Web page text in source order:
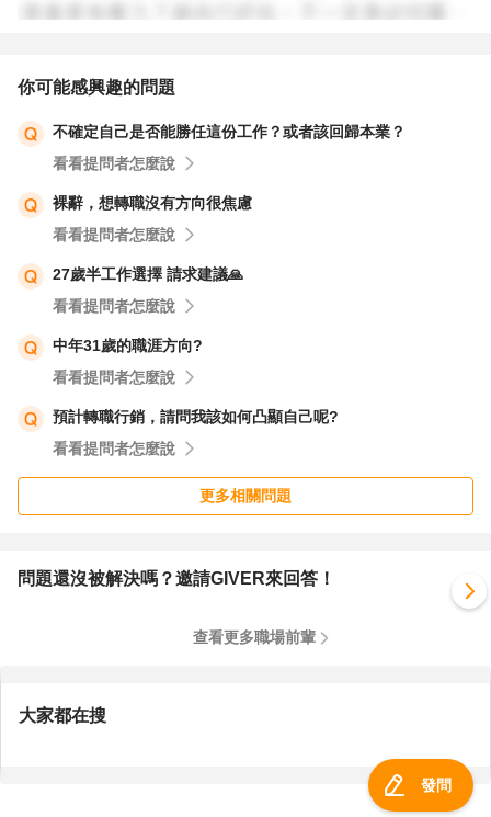
你可能感興趣的問題
不確定自己是否能勝任這份工作？或者該回歸本業？
看看提問者怎麼說
裸辭，想轉職沒有方向很焦慮
看看提問者怎麼說
27歲半工作選擇 請求建議🙏
看看提問者怎麼說
中年31歲的職涯方向?
看看提問者怎麼說
預計轉職行銷，請問我該如何凸顯自己呢?
看看提問者怎麼說
更多相關問題
問題還沒被解決嗎？邀請GIVER來回答！
查看更多職場前輩
大家都在搜
發問